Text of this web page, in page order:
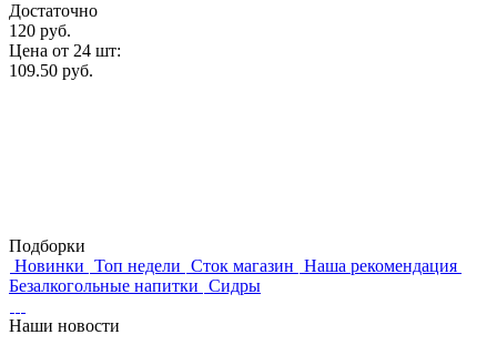
Достаточно
120 руб.
Цена от 24 шт:
109.50 руб.
Подборки
Новинки Топ недели Сток магазин Наша рекомендация
Безалкогольные напитки Сидры
Наши новости